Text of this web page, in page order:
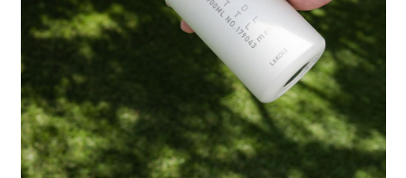
【注意事項】
１．透過由恩沛科技股份有限公司提供之「AFTEE先享後付」服務完成之交
易，需依本服務之必要範圍內提供個人資料，並將交易相關給付款項請求債
權轉讓予恩沛科技股份有限公司。
２．關於個人資料處理事宜，請瀏覽以下網址：
https://aftee.tw/terms/#terms3
３．未成年的使用者請事先徵得法定代理人或監護人之同意方可使用
「AFTEE先享後付」，若未經同意申辦者引起之損失，本公司不負相關責
任。
４．使用「AFTEE先享後付」時，將依據個別帳號之用戶狀況，依本公司即
時審查核予不同之上限額度；若仍有額度不足之情形，本公司將視審查結果
請求用戶進行身份認證。